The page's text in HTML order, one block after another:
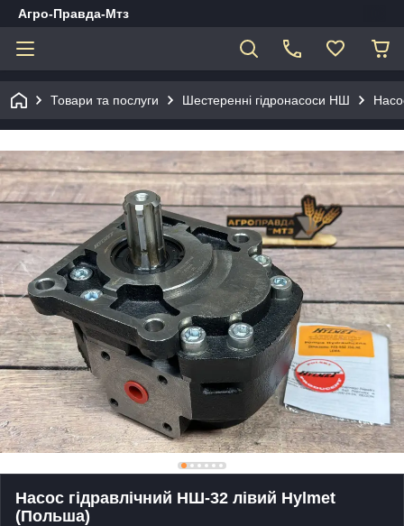
Агро-Правда-Мтз
Товари та послуги Шестеренні гідронасоси НШ
Насос гідравлічний НШ-32 лівий Hylmet
(Польша)